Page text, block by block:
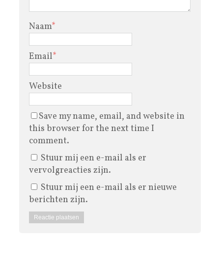
Naam*
Email*
Website
Save my name, email, and website in
this browser for the next time I
comment.
Stuur mij een e-mail als er
vervolgreacties zijn.
Stuur mij een e-mail als er nieuwe
berichten zijn.